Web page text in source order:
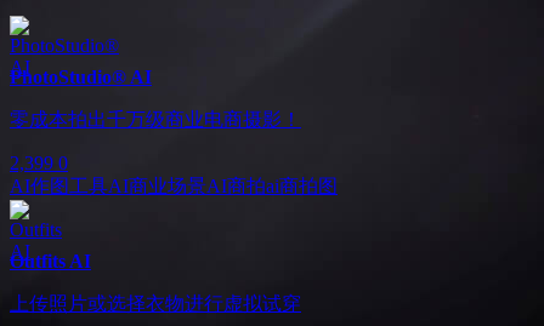
PhotoStudio® AI
零成本拍出千万级商业电商摄影！
2,399 0
AI作图工具AI商业场景AI商拍ai商拍图
Outfits AI
上传照片或选择衣物进行虚拟试穿